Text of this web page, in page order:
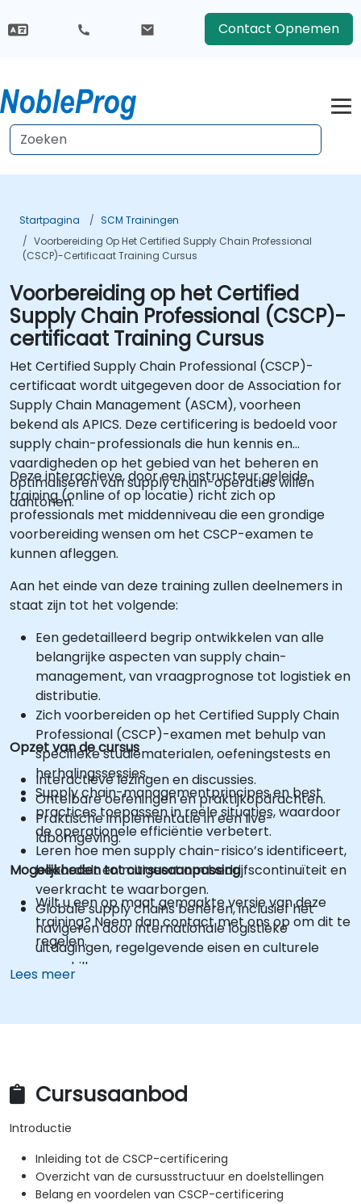
Contact Opnemen
Startpagina
SCM Trainingen
Voorbereiding Op Het Certified Supply Chain Professional
(CSCP)-Certificaat Training Cursus
Voorbereiding op het Certified
Supply Chain Professional (CSCP)-
certificaat Training Cursus
Het Certified Supply Chain Professional (CSCP)-
certificaat wordt uitgegeven door de Association for
Supply Chain Management (ASCM), voorheen
bekend als APICS. Deze certificering is bedoeld voor
supply chain-professionals die hun kennis en
vaardigheden op het gebied van het beheren en
optimaliseren van supply chain-operaties willen
aantonen.
Deze interactieve, door een instructeur geleide
training (online of op locatie) richt zich op
professionals met middenniveau die een grondige
voorbereiding wensen om het CSCP-examen te
kunnen afleggen.
Aan het einde van deze training zullen deelnemers in
staat zijn tot het volgende:
Een gedetailleerd begrip ontwikkelen van alle
belangrijke aspecten van supply chain-
management, van vraagprognose tot logistiek en
distributie.
Zich voorbereiden op het Certified Supply Chain
Professional (CSCP)-examen met behulp van
specifieke studiematerialen, oefeningstests en
herhalingssessies.
Supply chain-managementprincipes en best
practices toepassen in reële situaties, waardoor
de operationele efficiëntie verbetert.
Leren hoe men supply chain-risico’s identificeert,
beoordelt en mitigeert om bedrijfscontinuïteit en
veerkracht te waarborgen.
Globale supply chains beheren, inclusief het
navigeren door internationale logistieke
uitdagingen, regelgevende eisen en culturele
verschillen.
Opzet van de cursus
Interactieve lezingen en discussies.
Ontelbare oefeningen en praktijkopdrachten.
Praktische implementatie in een live-
labomgeving.
Mogelijkheden tot cursusaanpassing
Wilt u een op maat gemaakte versie van deze
training? Neem dan contact met ons op om dit te
regelen.
Lees meer
Cursusaanbod
Introductie
Inleiding tot de CSCP-certificering
Overzicht van de cursusstructuur en doelstellingen
Belang en voordelen van CSCP-certificering